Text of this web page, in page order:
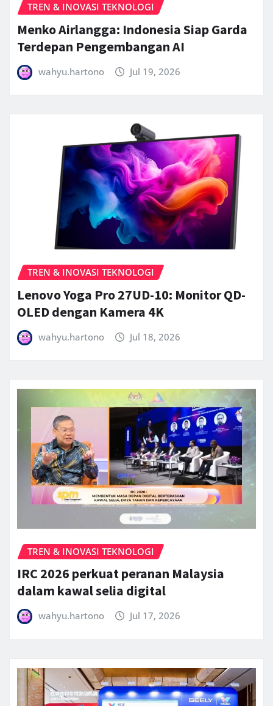
TREN & INOVASI TEKNOLOGI
Menko Airlangga: Indonesia Siap Garda
Terdepan Pengembangan AI
wahyu.hartono Jul 19, 2026
TREN & INOVASI TEKNOLOGI
Lenovo Yoga Pro 27UD-10: Monitor QD-
OLED dengan Kamera 4K
wahyu.hartono Jul 18, 2026
TREN & INOVASI TEKNOLOGI
IRC 2026 perkuat peranan Malaysia
dalam kawal selia digital
wahyu.hartono Jul 17, 2026